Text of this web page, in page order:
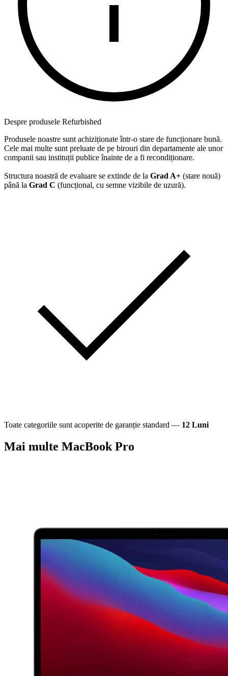
Despre produsele Refurbished
Produsele noastre sunt achiziționate într-o stare de funcționare bună.
Cele mai multe sunt preluate de pe birouri din departamente ale unor
companii sau instituții publice înainte de a fi recondiționare.
Structura noastră de evaluare se extinde de la Grad A+ (stare nouă)
până la Grad C (funcțional, cu semne vizibile de uzură).
Toate categoriile sunt acoperite de garanție standard — 12 Luni
Mai multe MacBook Pro